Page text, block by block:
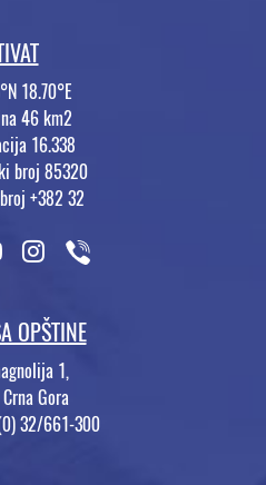
18.70°E
46 km2
16.338
broj 85320
+382 32
OPŠTINE
1,
Gora
32/661-300